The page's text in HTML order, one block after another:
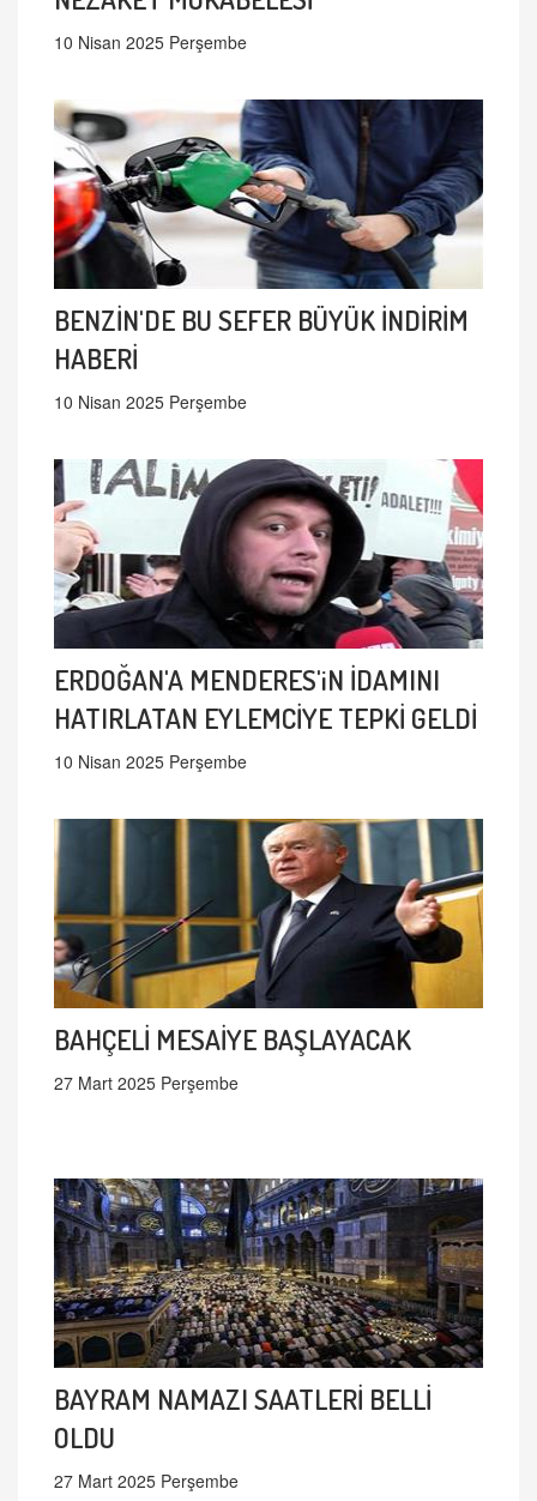
10 Nisan 2025 Perşembe
BENZİN'DE BU SEFER BÜYÜK İNDİRİM
HABERİ
10 Nisan 2025 Perşembe
ERDOĞAN'A MENDERES'iN İDAMINI
HATIRLATAN EYLEMCİYE TEPKİ GELDİ
10 Nisan 2025 Perşembe
BAHÇELİ MESAİYE BAŞLAYACAK
27 Mart 2025 Perşembe
BAYRAM NAMAZI SAATLERİ BELLİ
OLDU
27 Mart 2025 Perşembe